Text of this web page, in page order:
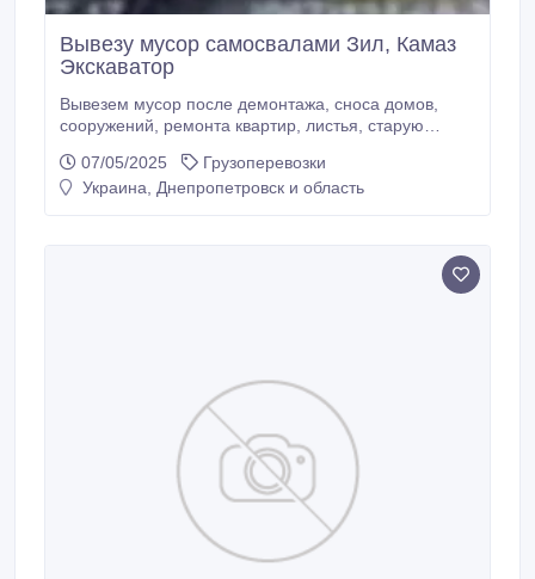
Вывезу мусор самосвалами Зил, Камаз
Экскаватор
Вывезем мусор после демонтажа, сноса домов,
сооружений, ремонта квартир, листья, старую
самосвалами Камаз, Зил (грузоподъёмность 10-5
т.). При необходимости предоставляем услуги
07/05/2025
Грузоперевозки
Украина, Днепропетровск и область